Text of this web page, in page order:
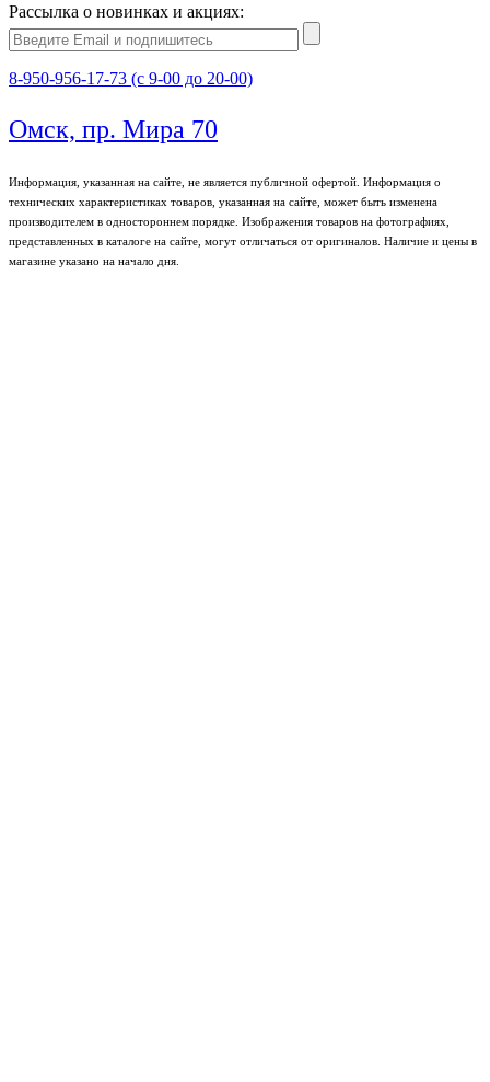
Рассылка о новинках и акциях:
8-950-956-17-73 (с 9-00 до 20-00)
Омск, пр. Мира 70
Информация, указанная на сайте, не является публичной офертой. Информация о
технических характеристиках товаров, указанная на сайте, может быть изменена
производителем в одностороннем порядке. Изображения товаров на фотографиях,
представленных в каталоге на сайте, могут отличаться от оригиналов. Наличие и цены в
магазине указано на начало дня.